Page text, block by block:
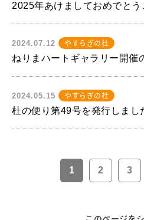
2025年あけましておめでとう
2024.07.12 やすらぎの杜
ねりまハートギャラリー開催
2024.05.15 やすらぎの杜
杜の便り第49号を発行しまし
1 2 3